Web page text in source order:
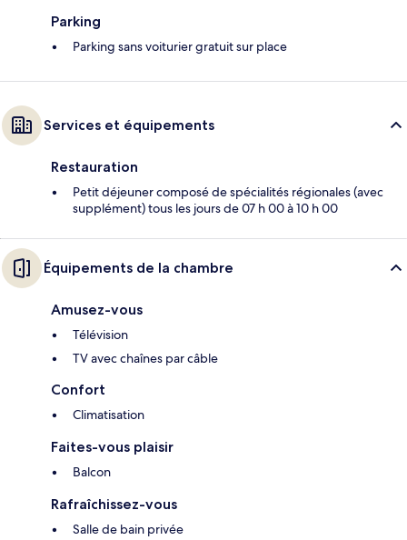
Parking
Parking sans voiturier gratuit sur place
Services et équipements
Restauration
Petit déjeuner composé de spécialités régionales (avec
supplément) tous les jours de 07 h 00 à 10 h 00
Équipements de la chambre
Amusez-vous
Télévision
TV avec chaînes par câble
Confort
Climatisation
Faites-vous plaisir
Balcon
Rafraîchissez-vous
Salle de bain privée